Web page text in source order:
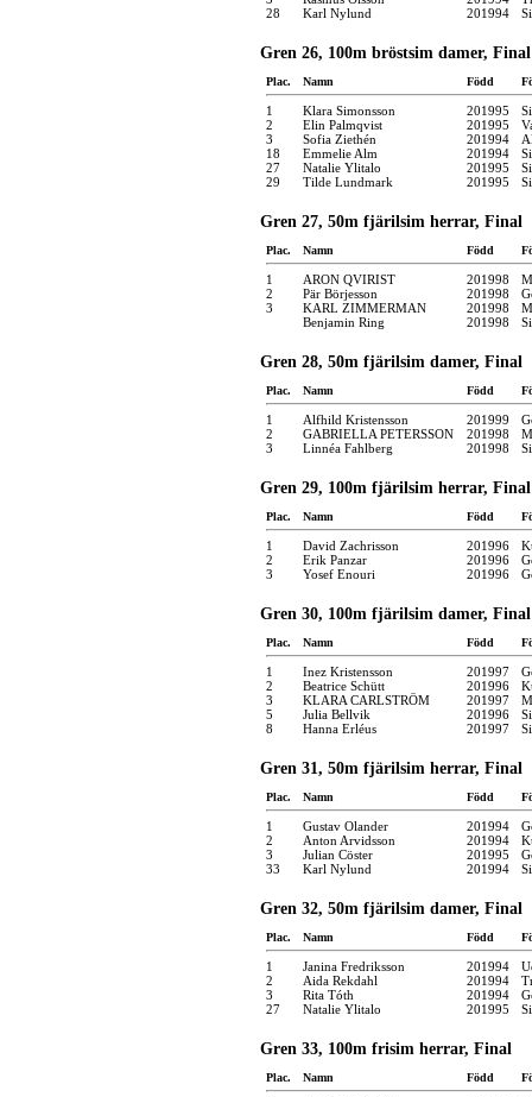
28
Karl Nylund 201994
Gren 26, 100m bröstsim damer, Final
Plac. Namn Född
1 Klara Simonsson 201995
2
Elin Palmqvist 201995
3
Sofia Ziethén 201994
18
Emmelie Alm 201994
27
Natalie Ylitalo 201995
29
Tilde Lundmark 201995
Gren 27, 50m fjärilsim herrar, Final
Plac. Namn Född
1 ARON QVIRIST 201998
2
Pär Börjesson 201998
3
KARL ZIMMERMAN 201998
Benjamin Ring
201998
Gren 28, 50m fjärilsim damer, Final
Plac. Namn Född
1 Alfhild Kristensson 201999
2
GABRIELLA PETERSSON 201998
3
Linnéa Fahlberg 201998
Gren 29, 100m fjärilsim herrar, Final
Plac. Namn Född
1 David Zachrisson 201996
2
Erik Panzar 201996
3
Yosef Enouri 201996
Gren 30, 100m fjärilsim damer, Final
Plac. Namn Född
1 Inez Kristensson 201997
2
Beatrice Schütt 201996
3
KLARA CARLSTRÖM 201997
5
Julia Bellvik 201996
8
Hanna Erléus 201997
Gren 31, 50m fjärilsim herrar, Final
Plac. Namn Född
1 Gustav Olander 201994
2
Anton Arvidsson 201994
3
Julian Cöster 201995
33
Karl Nylund 201994
Gren 32, 50m fjärilsim damer, Final
Plac. Namn Född
1 Janina Fredriksson 201994
2
Aida Rekdahl 201994
3
Rita Tóth 201994
27
Natalie Ylitalo 201995
Gren 33, 100m frisim herrar, Final
Plac. Namn Född